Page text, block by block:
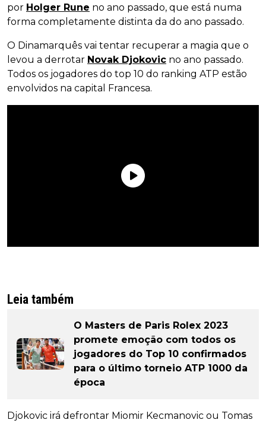
por Holger Rune no ano passado, que está numa
forma completamente distinta da do ano passado.
O Dinamarquês vai tentar recuperar a magia que o
levou a derrotar Novak Djokovic no ano passado.
Todos os jogadores do top 10 do ranking ATP estão
envolvidos na capital Francesa.
Leia também
O Masters de Paris Rolex 2023
promete emoção com todos os
jogadores do Top 10 confirmados
para o último torneio ATP 1000 da
época
Djokovic irá defrontar Miomir Kecmanovic ou Tomas